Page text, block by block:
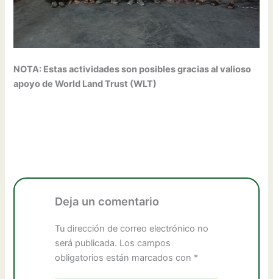
NOTA: Estas actividades son posibles gracias al valioso
apoyo de World Land Trust (WLT)
Deja un comentario
Tu dirección de correo electrónico no
será publicada. Los campos
obligatorios están marcados con *